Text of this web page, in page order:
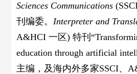
Sciences Communications
刊编委。Interpreter and
A&HCI一区)特刊“
education through artificial
主编，及海内外多家SSCI、